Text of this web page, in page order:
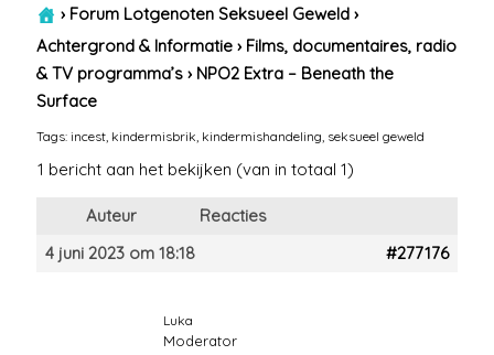
› Forum Lotgenoten Seksueel Geweld ›
Achtergrond & Informatie › Films, documentaires, radio
& TV programma’s › NPO2 Extra – Beneath the
Surface
Tags:incest kindermisbrik kindermishandeling seksueel geweld
1 bericht aan het bekijken (van in totaal 1)
Auteur
Reacties
4 juni 2023 om 18:18
#277176
Luka
Moderator